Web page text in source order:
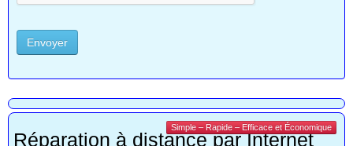
Envoyer
Simple – Rapide – Efficace et Économique
Réparation à distance par Internet